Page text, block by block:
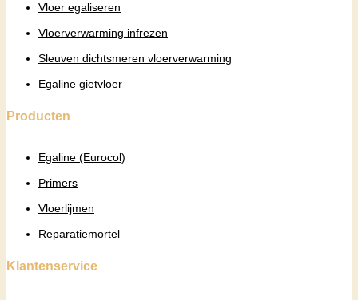
Vloer egaliseren
Vloerverwarming infrezen
Sleuven dichtsmeren vloerverwarming
Egaline gietvloer
Producten
Egaline (Eurocol)
Primers
Vloerlijmen
Reparatiemortel
Klantenservice